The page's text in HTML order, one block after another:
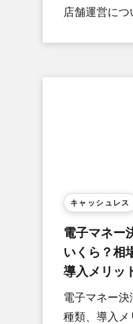
店舗運営に​つ
キャッシュレス
電子マネー
いくら？​相
導入メリッ
電子マネー
種類、​導入メ